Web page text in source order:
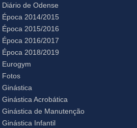
Diário de Odense
Época 2014/2015
Época 2015/2016
Época 2016/2017
Época 2018/2019
Eurogym
Fotos
Ginástica
Ginástica Acrobática
Ginástica de Manutenção
Ginástica Infantil